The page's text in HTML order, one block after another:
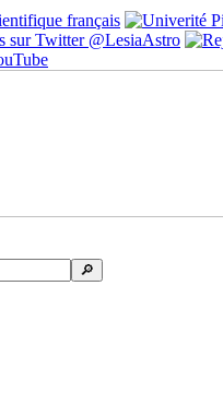
🔎